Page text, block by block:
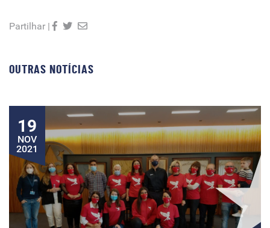
Partilhar |
OUTRAS NOTÍCIAS
19
NOV
2021